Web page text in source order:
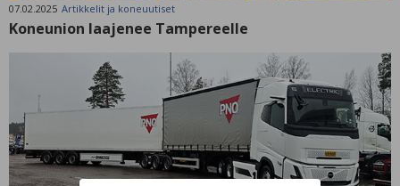
07.02.2025 Artikkelit ja koneuutiset
Koneunion laajenee Tampereelle